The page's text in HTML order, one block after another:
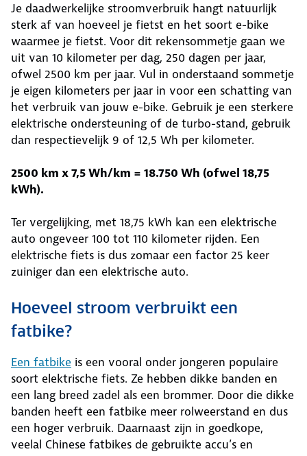
Je daadwerkelijke stroomverbruik hangt natuurlijk
sterk af van hoeveel je fietst en het soort e-bike
waarmee je fietst. Voor dit rekensommetje gaan we
uit van 10 kilometer per dag, 250 dagen per jaar,
ofwel 2500 km per jaar. Vul in onderstaand sommetje
je eigen kilometers per jaar in voor een schatting van
het verbruik van jouw e-bike. Gebruik je een sterkere
elektrische ondersteuning of de turbo-stand, gebruik
dan respectievelijk 9 of 12,5 Wh per kilometer.
2500 km x 7,5 Wh/km = 18.750 Wh (ofwel 18,75
kWh).
Ter vergelijking, met 18,75 kWh kan een elektrische
auto ongeveer 100 tot 110 kilometer rijden. Een
elektrische fiets is dus zomaar een factor 25 keer
zuiniger dan een elektrische auto.
Hoeveel stroom verbruikt een
fatbike?
Een fatbike is een vooral onder jongeren populaire
soort elektrische fiets. Ze hebben dikke banden en
een lang breed zadel als een brommer. Door die dikke
banden heeft een fatbike meer rolweerstand en dus
een hoger verbruik. Daarnaast zijn in goedkope,
veelal Chinese fatbikes de gebruikte accu’s en